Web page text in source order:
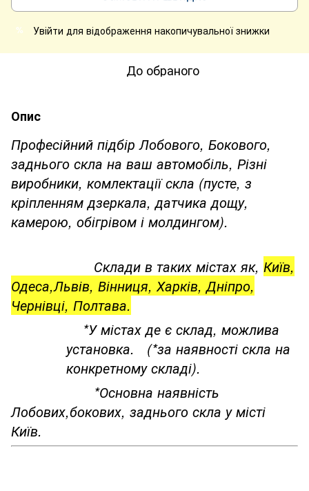
% Увійти для відображення накопичувальної знижки
До обраного
Опис
Професійний підбір Лобового, Бокового,
заднього скла на ваш автомобіль, Різні
виробники, комлектації скла (пусте, з
кріпленням дзеркала, датчика дощу,
камерою, обігрівом і молдингом).
Склади в таких містах як, Київ,
Одеса,Львів, Вінниця, Харків, Дніпро,
Чернівці, Полтава.
*У містах де є склад, можлива
установка. (*за наявності скла на
конкретному складі).
*Основна наявність
Лобових,бокових, заднього скла у місті
Київ.